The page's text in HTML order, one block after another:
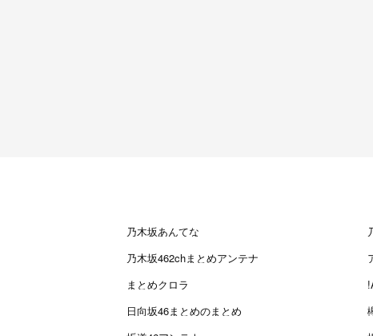
乃木坂あんてな
乃木坂462chまとめアンテナ
まとめクロラ
日向坂46まとめのまとめ